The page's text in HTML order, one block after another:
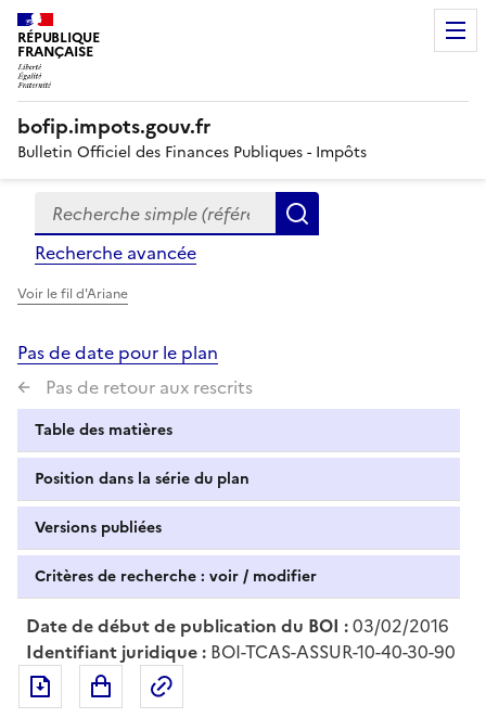
RÉPUBLIQUE
FRANÇAISE
bofip.impots.gouv.fr
Bulletin Officiel des Finances Publiques - Impôts
Formulaire
de
recherche
Recherche simple (références, mots clés, partie du
Recherche avancée
Voir le fil d'Ariane
Pas de date pour le plan
Pas de retour aux rescrits
Table des matières
Position dans la série du plan
Versions publiées
Critères de recherche : voir / modifier
Date de début de publication du BOI :03/02/2016
Identifiant juridique : BOI-TCAS-ASSUR-10-40-30-90
Exporter le document au format pdf